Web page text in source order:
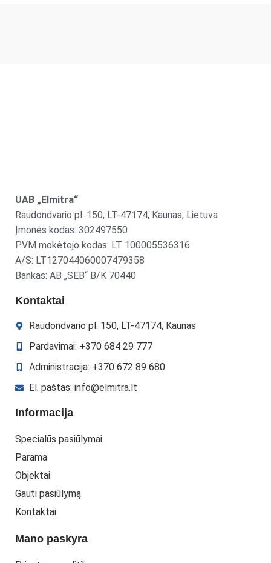
UAB „Elmitra“
Raudondvario pl. 150, LT-47174, Kaunas, Lietuva
Įmonės kodas: 302497550
PVM mokėtojo kodas: LT 100005536316
A/S: LT127044060007479358
Bankas: AB „SEB“ B/K 70440
Kontaktai
Raudondvario pl. 150, LT-47174, Kaunas
Pardavimai: +370 684 29 777
Administracija: +370 672 89 680
El. paštas: info@elmitra.lt
Informacija
Specialūs pasiūlymai
Parama
Objektai
Gauti pasiūlymą
Kontaktai
Mano paskyra